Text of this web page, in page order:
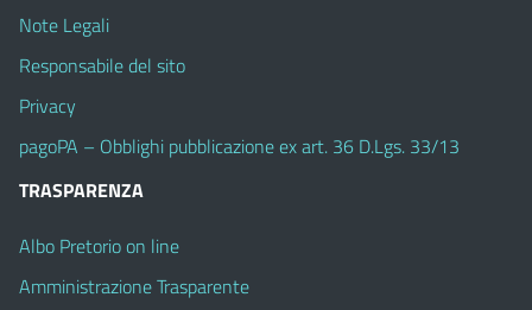
Note Legali
Responsabile del sito
Privacy
pagoPA – Obblighi pubblicazione ex art. 36 D.Lgs. 33/13
TRASPARENZA
Albo Pretorio on line
Amministrazione Trasparente